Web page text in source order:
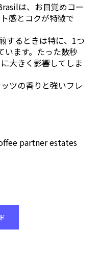
は、お目覚めコー
感とコクが特徴で
するときは特に、1つ
います。たった数秒
大きく影響してしま
ツの香りと強いフレ
partner estates